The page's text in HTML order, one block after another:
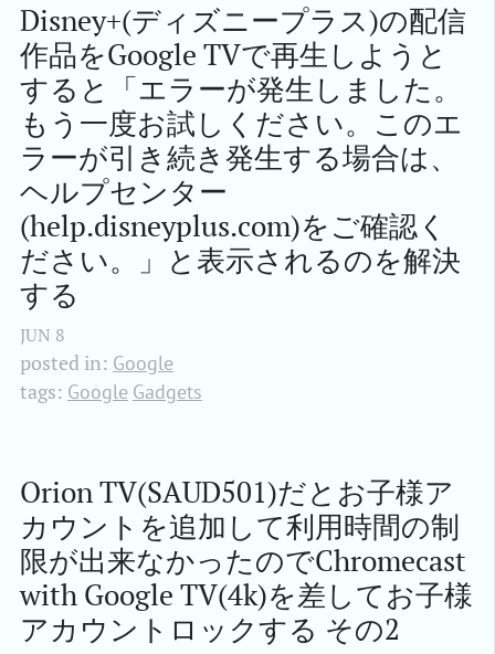
Disney+(ディズニープラス)の配信
作品をGoogle TVで再生しようと
すると「エラーが発生しました。
もう一度お試しください。このエ
ラーが引き続き発生する場合は、
ヘルプセンター
(help.disneyplus.com)をご確認く
ださい。」と表示されるのを解決
する
JUN 8
posted in: Google
tags: Google Gadgets
Orion TV(SAUD501)だとお子様ア
カウントを追加して利用時間の制
限が出来なかったのでChromecast
with Google TV(4k)を差してお子様
アカウントロックする その2